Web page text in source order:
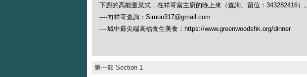
下廚的高能量菜式，在祥哥當主廚的晚上來（查詢、留位：343282416）。
----向祥哥查詢：Simon317@gmail.com
----城中最尖端高檔食生美食：https://www.greenwoodshk.org/dinner
第一節 Section 1